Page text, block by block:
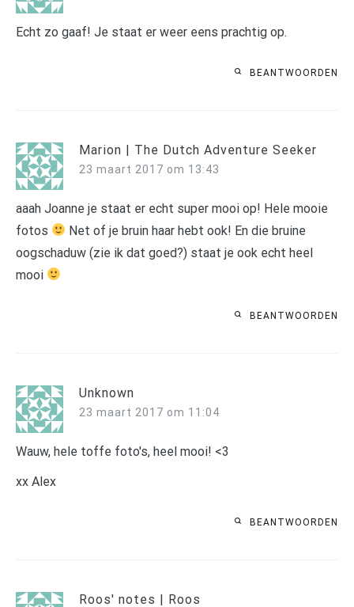
Echt zo gaaf! Je staat er weer eens prachtig op.
BEANTWOORDEN
Marion | The Dutch Adventure Seeker
23 maart 2017 om 13:43
aaah Joanne je staat er echt super mooi op! Hele mooie
fotos
Net of je bruin haar hebt ook! En die bruine
oogschaduw (zie ik dat goed?) staat je ook echt heel
mooi
BEANTWOORDEN
Unknown
23 maart 2017 om 11:04
Wauw, hele toffe foto's, heel mooi! <3
xx Alex
BEANTWOORDEN
Roos' notes | Roos